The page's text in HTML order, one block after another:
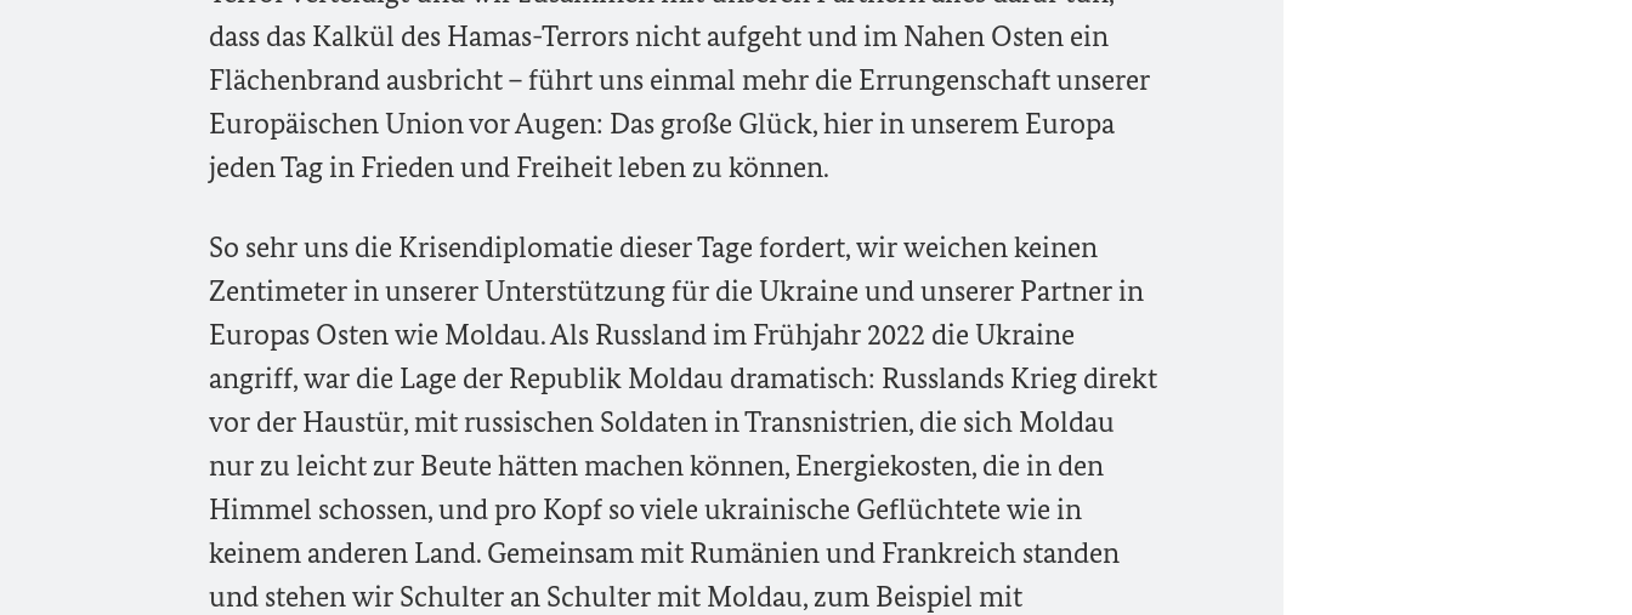
dass das Kalkül des Hamas-Terrors nicht aufgeht und im Nahen Osten ein
Flächenbrand ausbricht – führt uns einmal mehr die Errungenschaft unserer
Europäischen Union vor Augen: Das große Glück, hier in unserem Europa
jeden Tag in Frieden und Freiheit leben zu können.
So sehr uns die Krisendiplomatie dieser Tage fordert, wir weichen keinen
Zentimeter in unserer Unterstützung für die Ukraine und unserer Partner in
Europas Osten wie Moldau. Als Russland im Frühjahr 2022 die Ukraine
angriff, war die Lage der Republik Moldau dramatisch: Russlands Krieg direkt
vor der Haustür, mit russischen Soldaten in Transnistrien, die sich Moldau
nur zu leicht zur Beute hätten machen können, Energiekosten, die in den
Himmel schossen, und pro Kopf so viele ukrainische Geflüchtete wie in
keinem anderen Land. Gemeinsam mit Rumänien und Frankreich standen
und stehen wir Schulter an Schulter mit Moldau, zum Beispiel mit